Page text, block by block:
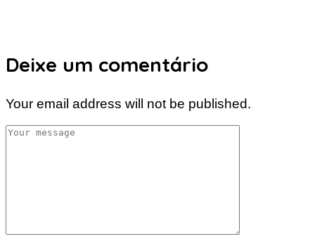
Deixe um comentário
Your email address will not be published.